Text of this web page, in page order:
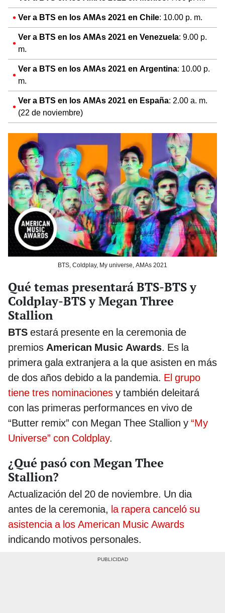
Ver a BTS en los AMAs 2021 en Chile: 10.00 p. m.
Ver a BTS en los AMAs 2021 en Venezuela: 9.00 p.
m.
Ver a BTS en los AMAs 2021 en Argentina: 10.00 p.
m.
Ver a BTS en los AMAs 2021 en España: 2.00 a. m.
(22 de noviembre)
BTS, Coldplay, My universe, AMAs 2021
Qué temas presentará BTS-BTS y
Coldplay-BTS y Megan Three
Stallion
BTS estará presente en la ceremonia de
premios American Music Awards. Es la
primera gala extranjera a la que asisten en más
de dos años debido a la pandemia. El grupo
tiene tres nominaciones y también deleitará
con las primeras performances en vivo de
“Butter remix” con Megan Thee Stallion y “My
Universe” con Coldplay.
¿Qué pasó con Megan Thee
Stallion?
Actualización del 20 de noviembre. Un dia
antes de la ceremonia, la rapera canceló su
asistencia a los American Music Awards
indicando motivos personales.